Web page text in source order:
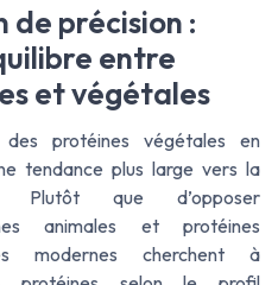
de précision :
entre
et végétales
protéines végétales en
tendance plus large vers la
Plutôt que d’opposer
animales et protéines
modernes cherchent à